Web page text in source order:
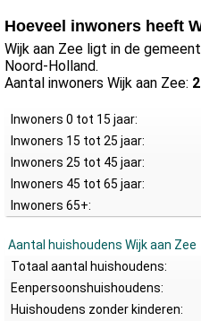
Hoeveel inwoners heeft
Wijk aan Zee ligt in de
Noord-Holland.
Aantal inwoners Wijk aan Zee:
Inwoners 0 tot 15 jaar:
Inwoners 15 tot 25 jaar:
Inwoners 25 tot 45 jaar:
Inwoners 45 tot 65 jaar:
Inwoners 65+:
Aantal huishoudens Wijk aan Zee
Totaal aantal huishoudens:
Eenpersoonshuishoudens:
Huishoudens zonder kinderen: